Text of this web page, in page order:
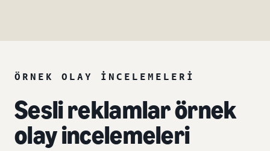
ÖRNEK OLAY INCELEMELERI
Sesli reklamlar örnek
olay incelemeleri